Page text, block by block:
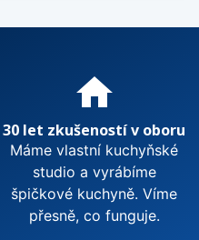
home
30 let zkušeností v oboru
Máme vlastní kuchyňské
studio a vyrábíme
špičkové kuchyně. Víme
přesně, co funguje.